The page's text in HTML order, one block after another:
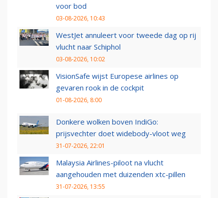
voor bod
03-08-2026, 10:43
WestJet annuleert voor tweede dag op rij
vlucht naar Schiphol
03-08-2026, 10:02
VisionSafe wijst Europese airlines op
gevaren rook in de cockpit
01-08-2026, 8:00
Donkere wolken boven IndiGo:
prijsvechter doet widebody-vloot weg
31-07-2026, 22:01
Malaysia Airlines-piloot na vlucht
aangehouden met duizenden xtc-pillen
31-07-2026, 13:55